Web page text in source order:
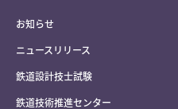
お知らせ
ニュースリリース
鉄道設計技士試験
鉄道技術推進センター